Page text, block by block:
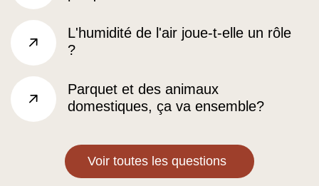
sr.arrow right
L'humidité de l'air joue-t-elle un rôle
?
sr.arrow right
Parquet et des animaux
domestiques, ça va ensemble?
Voir toutes les questions